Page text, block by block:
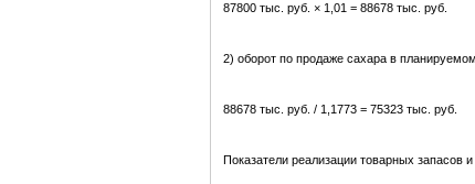
87800 тыс. руб. × 1,01 = 88678 тыс. руб.
2) оборот по продаже сахара в
88678 тыс. руб. / 1,1773 = 75323 тыс. руб.
Показатели реализации товарных запасов